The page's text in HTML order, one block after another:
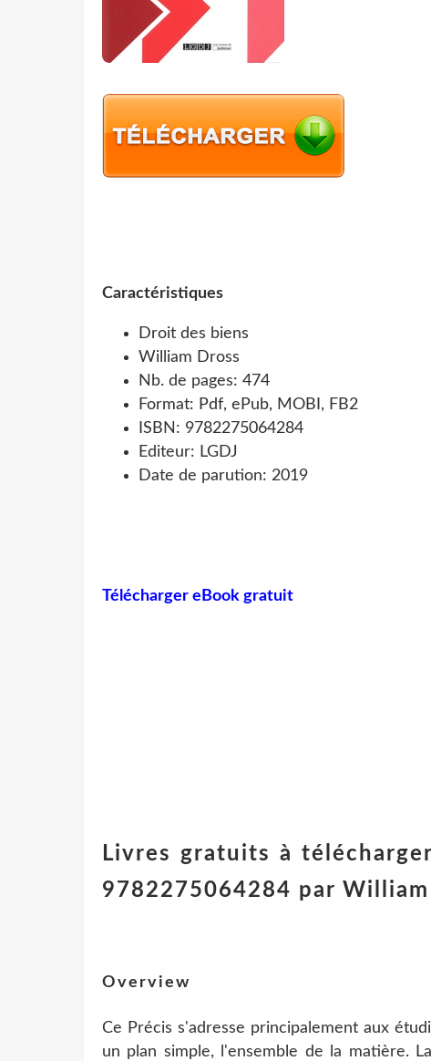
Caractéristiques
Droit des biens
William Dross
Nb. de pages: 474
Format: Pdf, ePub, MOBI, FB2
ISBN: 9782275064284
Editeur: LGDJ
Date de parution: 2019
Télécharger eBook gratuit
Livres gratuits à
9782275064284 par William
Overview
Ce Précis s'adresse principalement aux
un plan simple, l'ensemble de la matière.